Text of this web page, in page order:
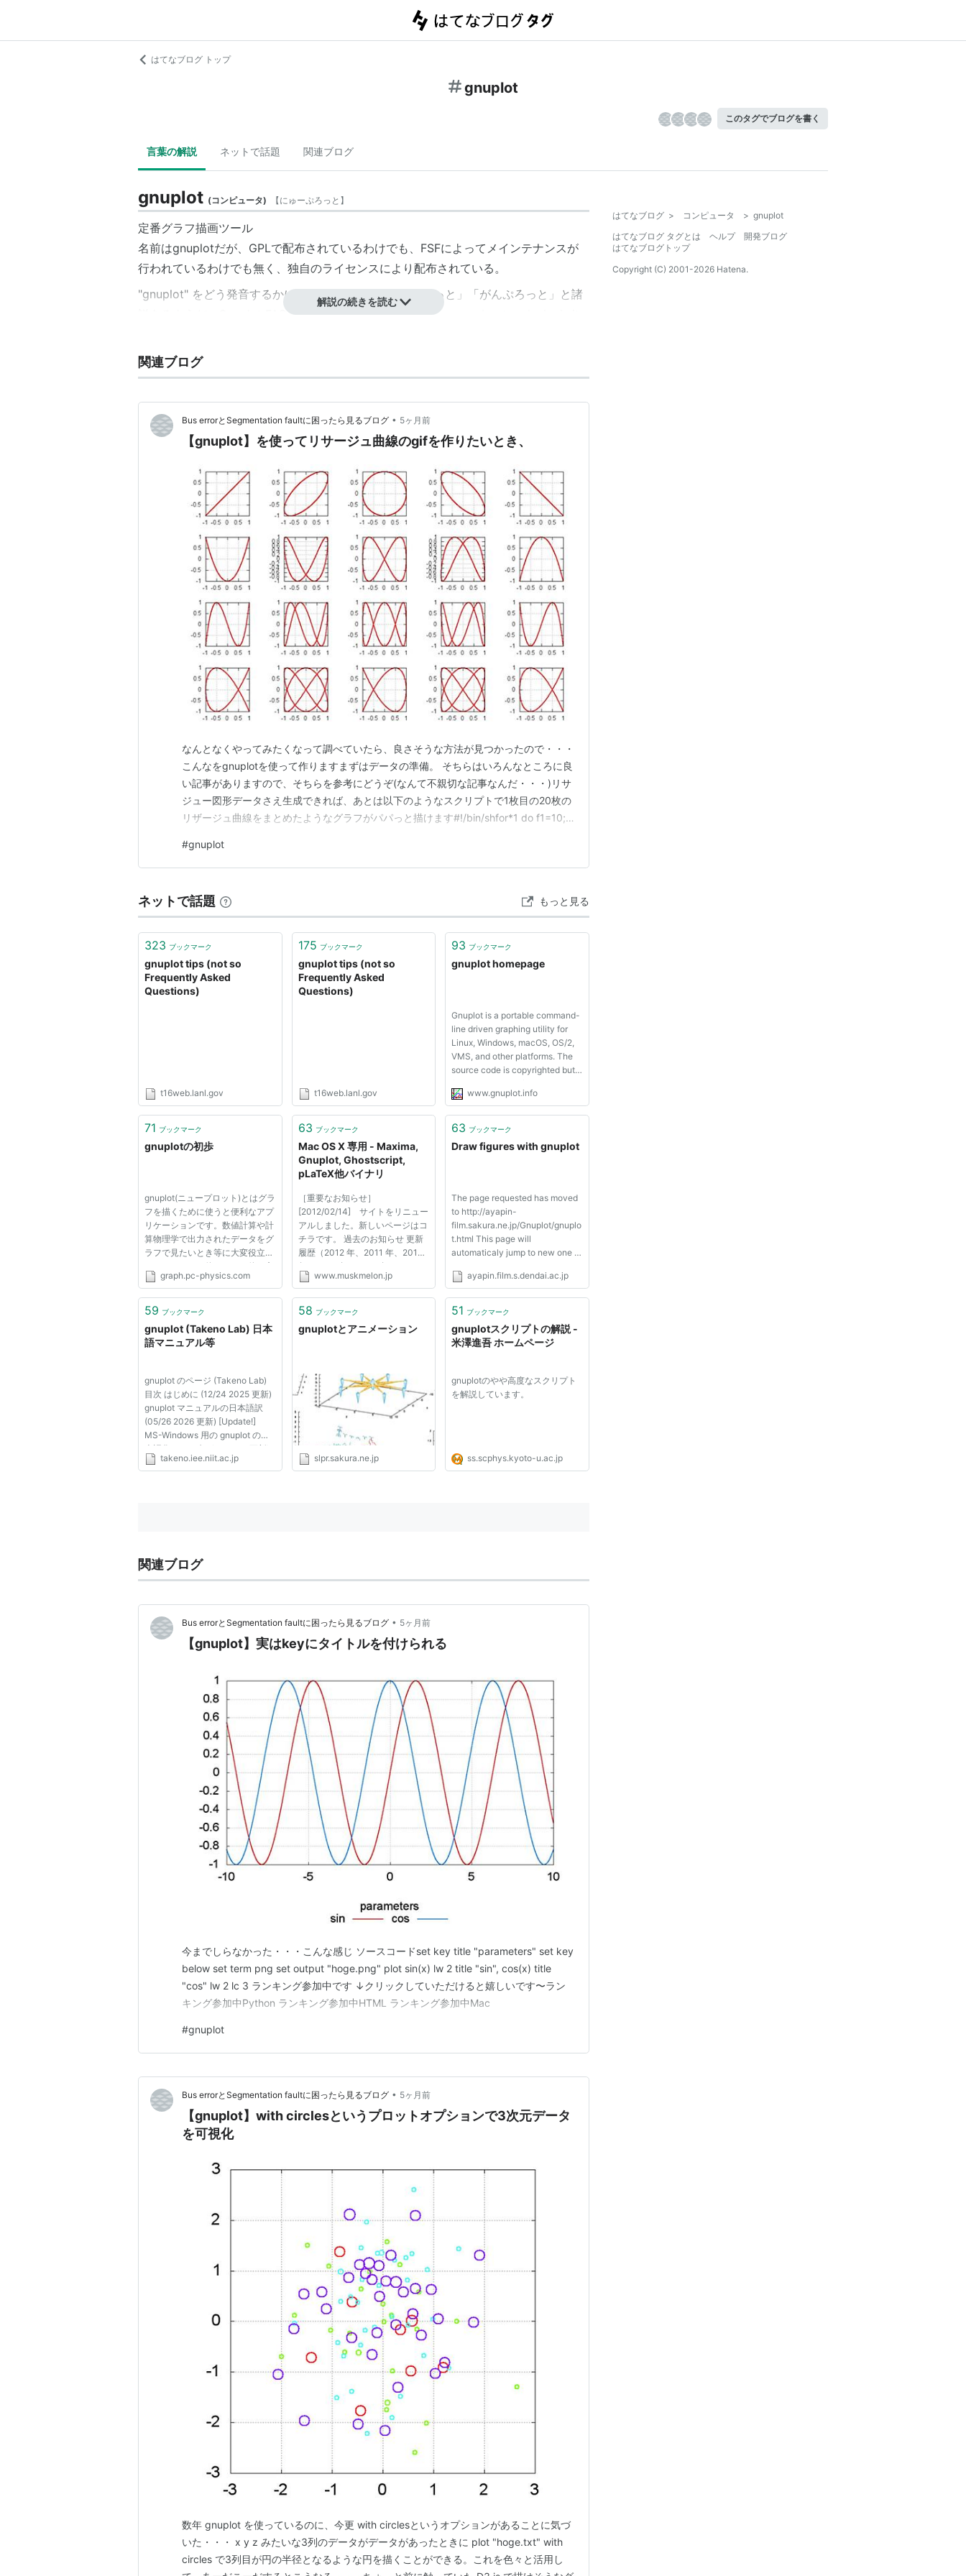
はてなブログ トップ
gnuplot
このタグでブログを書く
言葉の解説 ネットで話題 関連ブログ
gnuplot (コンピュータ) 【にゅーぷろっと 】
定番グラフ描画ツール
名前はgnuplotだが、GPLで配布されているわけでも、FSFによってメインテナンスが
行われているわけでも無く、独自のライセンスにより配布されている。
"gnuplot" をどう発音するかについては、「ぐにゅーぷろっと」「がんぷろっと」と諸
Gnuplot FAQのセクション 1.2 How did it come about and why is it
トがあったので "gnuplot" にしたとある。したがって「にゅーぷろっと」と呼ぶのが良
いようだ．
解説の続きを読む
関連ブログ
Bus errorとSegmentation faultに困ったら見るブログ • 5ヶ月前
【gnuplot】を使ってリサージュ曲線のgifを作りたいとき、
なんとなくやってみたくなって調べていたら、良さそうな方法が見つかったので・・・
こんなをgnuplotを使って作りますまずはデータの準備。 そちらはいろんなところに良
い記事がありますので、そちらを参考にどうぞ(なんて不親切な記事なんだ・・・)リサ
ジュー図形データさえ生成できれば、あとは以下のようなスクリプトで1枚目の20枚の
リザージュ曲線をまとめたようなグラフがパパっと描けます#!/bin/shfor*1 do f1=10;
gene_da…
#gnuplot
ネットで話題 もっと見る
323 ブックマーク
gnuplot tips (not so
Frequently Asked
Questions)
t16web.lanl.gov
175 ブックマーク
gnuplot tips (not so
Frequently Asked
Questions)
t16web.lanl.gov
93 ブックマーク
gnuplot homepage
Gnuplot is a portable command-
line driven graphing utility for
Linux, Windows, macOS, OS/2,
VMS, and other platforms. The
source code is copyrighted but
have to pay for it). It was
scientists and students to
function...
www.gnuplot.info
71 ブックマーク
gnuplotの初歩
gnuplot(ニュープロット)とはグラ
フを描くために使うと便利なアプ
リケーションです。数値計算や計
算物理学で出力されたデータをグ
ラフで見たいとき等に大変役立ち
ます。フリーで使えますし使い方
も難しくありません。 gnuplotは
windowsでも使うことができま
す。UNIX用のgnuplotと区別する
ために...
graph.pc-physics.com
63 ブックマーク
Mac OS X 専用 - Maxima,
Gnuplot, Ghostscript,
pLaTeX他バイナリ
［重要なお知らせ］
[2012/02/14] サイトをリニュー
アルしました。新しいページはコ
チラです。 過去のお知らせ 更新
履歴（2012 年、2011 年、2010
年、2009 年、2008 年、2007
年、2006 年、2005 年） 思い出
Leopard 用バイナリ、Tiger 用バ
www.muskmelon.jp
63 ブックマーク
Draw figures with gnuplot
The page requested has moved
to http://ayapin-
film.sakura.ne.jp/Gnuplot/gnuplo
t.html This page will
automaticaly jump to new one in
ayapin.film.s.dendai.ac.jp
59 ブックマーク
gnuplot (Takeno Lab) 日本
語マニュアル等
gnuplot のページ (Takeno Lab)
目次 はじめに (12/24 2025 更新)
gnuplot マニュアルの日本語訳
(05/26 2026 更新) [Update!]
MS-Windows 用の gnuplot の日
本語化キット (12/24 2025 更新)
(開発版用は 2. の 「gnuplot 開発
takeno.iee.niit.ac.jp
58 ブックマーク
gnuplotとアニメーション
slpr.sakura.ne.jp
51 ブックマーク
gnuplotスクリプトの解説 -
米澤進吾 ホームページ
gnuplotのやや高度なスクリプト
を解説しています。
ss.scphys.kyoto-u.ac.jp
関連ブログ
Bus errorとSegmentation faultに困ったら見るブログ • 5ヶ月前
【gnuplot】実はkeyにタイトルを付けられる
今までしらなかった・・・こんな感じ ソースコードset key title "parameters" set key
below set term png set output "hoge.png" plot sin(x) lw 2 title "sin", cos(x) title
"cos" lw 2 lc 3 ランキング参加中です ↓クリックしていただけると嬉しいです〜ラン
キング参加中Python ランキング参加中HTML ランキング参加中Mac
#gnuplot
Bus errorとSegmentation faultに困ったら見るブログ • 5ヶ月前
【gnuplot】with circlesというプロットオプションで3次元データ
を可視化
数年 gnuplot を使っているのに、今更 with circlesというオプションがあることに気づ
いた・・・ x y z みたいな3列のデータがデータがあったときに plot "hoge.txt" with
circles で3列目が円の半径となるような円を描くことができる。これを色々と活用し
はてなブログ > コンピュータ > gnuplot
はてなブログ タグとは
ヘルプ
開発ブログ
はてなブログトップ
Copyright (C) 2001-2026 Hatena.